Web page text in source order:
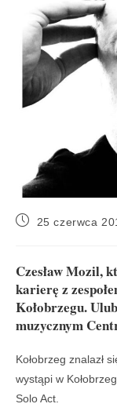
25 czerwca
Czesław Mozil,
karierę z
Kołobrzegu.
muzycznym
Kołobrzeg znalazł
wystąpi w
Solo Act.